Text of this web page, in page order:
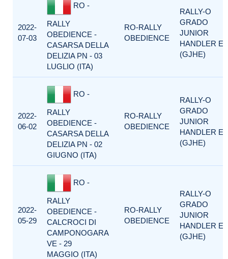
2022-
07-03
RO -
RALLY
OBEDIENCE -
CASARSA DELLA
DELIZIA PN - 03
LUGLIO (ITA)
RO-RALLY
OBEDIENCE
RALLY-O
GRADO
JUNIOR
HANDLER E
(GJHE)
2022-
06-02
RO -
RALLY
OBEDIENCE -
CASARSA DELLA
DELIZIA PN - 02
GIUGNO (ITA)
RO-RALLY
OBEDIENCE
RALLY-O
GRADO
JUNIOR
HANDLER E
(GJHE)
2022-
05-29
RO -
RALLY
OBEDIENCE -
CALCROCI DI
CAMPONOGARA
VE - 29
MAGGIO (ITA)
RO-RALLY
OBEDIENCE
RALLY-O
GRADO
JUNIOR
HANDLER E
(GJHE)